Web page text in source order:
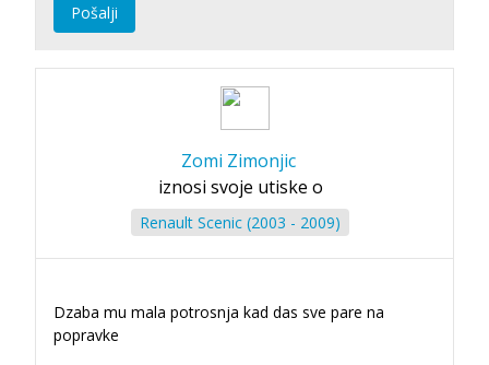
Pošalji
Zomi Zimonjic
iznosi svoje utiske o
Renault Scenic (2003 - 2009)
Dzaba mu mala potrosnja kad das sve pare na
popravke